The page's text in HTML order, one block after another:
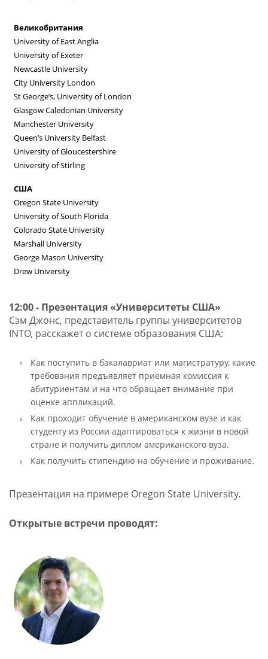
Великобритания
University of East Anglia
University of Exeter
Newcastle University
City University London
St George’s, University of London
Glasgow Caledonian University
Manchester University
Queen’s University Belfast
University of Gloucestershire
University of Stirling
США
Oregon State University
University of South Florida
Colorado State University
Marshall University
George Mason University
Drew University
12:00 - Презентация «Университеты США»
Сэм Джонс, представитель группы университетов
INTO, расскажет о системе образования США:
Как поступить в бакалавриат или магистратуру, какие
требования предъявляет приемная комиссия к
абитуриентам и на что обращает внимание при
оценке аппликаций.
Как проходит обучение в американском вузе и как
студенту из России адаптироваться к жизни в новой
стране и получить диплом американского вуза.
Как получить стипендию на обучение и проживание.
Презентация на примере Oregon State University.
Открытые встречи проводят: